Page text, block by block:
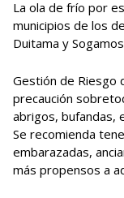
La ola de frío por
municipios de los
Duitama y
Gestión de Riesgo
precaución
abrigos, bufandas,
Se recomienda
embarazadas,
más propensos a